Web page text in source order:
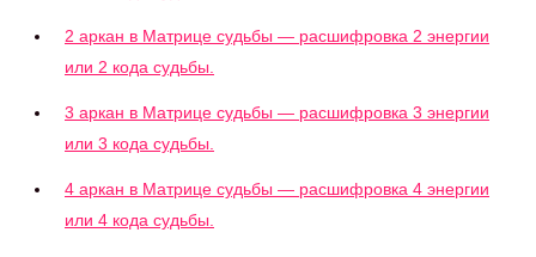
2 аркан в Матрице судьбы — расшифровка 2 энергии
или 2 кода судьбы.
3 аркан в Матрице судьбы — расшифровка 3 энергии
или 3 кода судьбы.
4 аркан в Матрице судьбы — расшифровка 4 энергии
или 4 кода судьбы.